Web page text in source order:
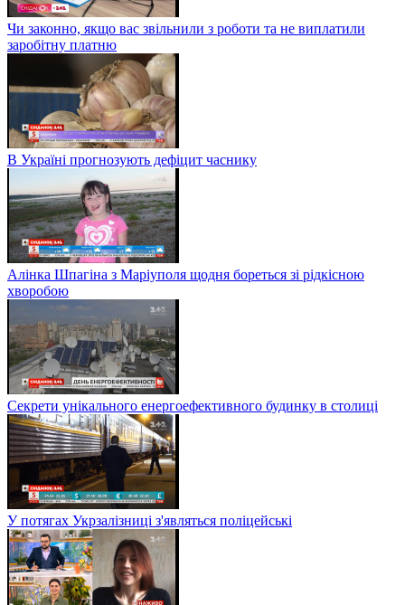
Чи законно, якщо вас звільнили з роботи та не виплатили
заробітну платню
В Україні прогнозують дефіцит часнику
Алінка Шпагіна з Маріуполя щодня бореться зі рідкісною
хворобою
Секрети унікального енергоефективного будинку в столиці
У потягах Укрзалізниці з'являться поліцейські